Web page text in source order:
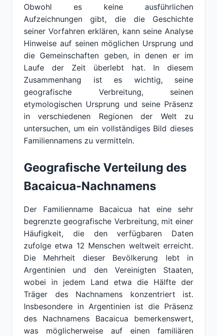
Obwohl es keine ausführlichen
Aufzeichnungen gibt, die die Geschichte
seiner Vorfahren erklären, kann seine Analyse
Hinweise auf seinen möglichen Ursprung und
die Gemeinschaften geben, in denen er im
Laufe der Zeit überlebt hat. In diesem
Zusammenhang ist es wichtig, seine
geografische Verbreitung, seinen
etymologischen Ursprung und seine Präsenz
in verschiedenen Regionen der Welt zu
untersuchen, um ein vollständiges Bild dieses
Familiennamens zu vermitteln.
Geografische Verteilung des
Bacaicua-Nachnamens
Der Familienname Bacaicua hat eine sehr
begrenzte geografische Verbreitung, mit einer
Häufigkeit, die den verfügbaren Daten
zufolge etwa 12 Menschen weltweit erreicht.
Die Mehrheit dieser Bevölkerung lebt in
Argentinien und den Vereinigten Staaten,
wobei in jedem Land etwa die Hälfte der
Träger des Nachnamens konzentriert ist.
Insbesondere in Argentinien ist die Präsenz
des Nachnamens Bacaicua bemerkenswert,
was möglicherweise auf einen familiären